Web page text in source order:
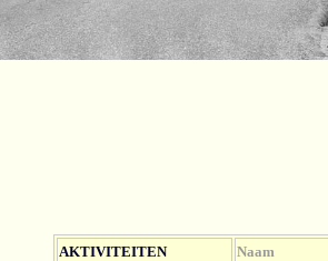
AKTIVITEITEN Naam